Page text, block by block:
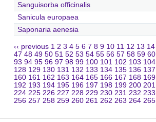
Sanguisorba officinalis
Sanicula europaea
Saponaria aenesia
‹‹ previous 1 2 3 4 5 6 7 8 9 10 11 12 13 14
47 48 49 50 51 52 53 54 55 56 57 58 59 60
93 94 95 96 97 98 99 100 101 102 103 104
128 129 130 131 132 133 134 135 136 137
160 161 162 163 164 165 166 167 168 169
192 193 194 195 196 197 198 199 200 201
224 225 226 227 228 229 230 231 232 233
256 257 258 259 260 261 262 263 264 265